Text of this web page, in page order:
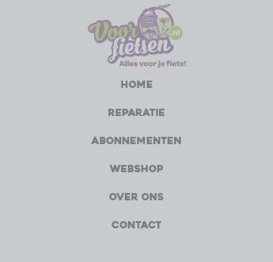
Home
Reparatie
Abonnementen
Webshop
Over ons
Contact